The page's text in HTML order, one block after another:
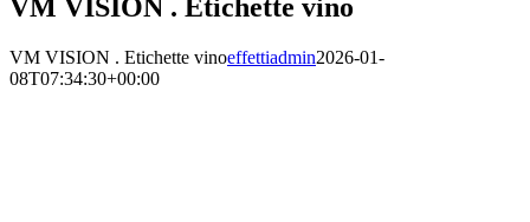
VM VISION . Etichette vino
VM VISION . Etichette vinoeffettiadmin2026-01-
08T07:34:30+00:00